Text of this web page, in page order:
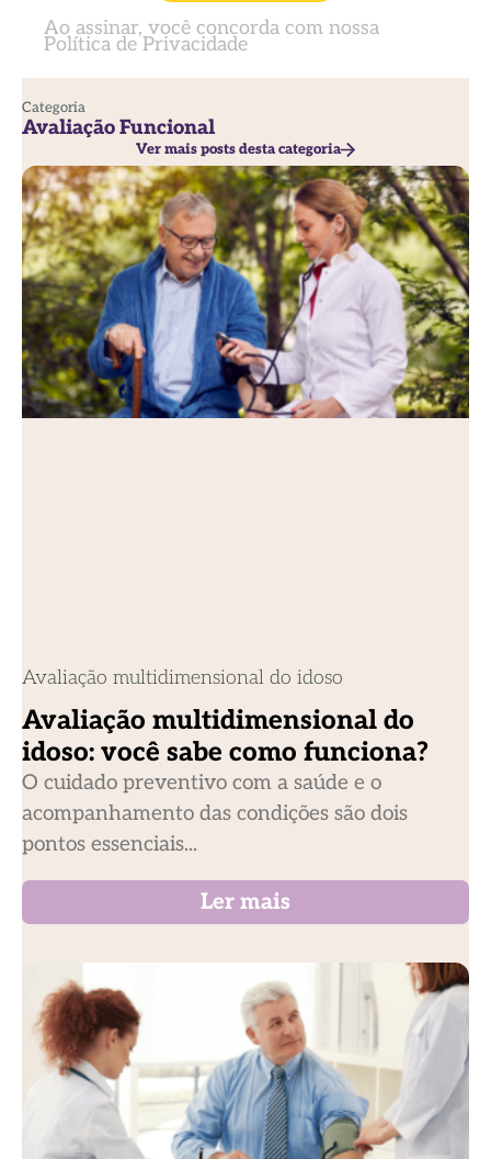
Ao assinar, você concorda com nossa
Política de Privacidade
Categoria
Avaliação Funcional
Ver mais posts desta categoria
Avaliação multidimensional do idoso
Avaliação multidimensional do
idoso: você sabe como funciona?
O cuidado preventivo com a saúde e o
acompanhamento das condições são dois
pontos essenciais...
Ler mais